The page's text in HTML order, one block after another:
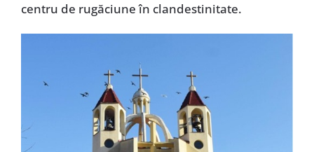
centru de rugăciune în clandestinitate.